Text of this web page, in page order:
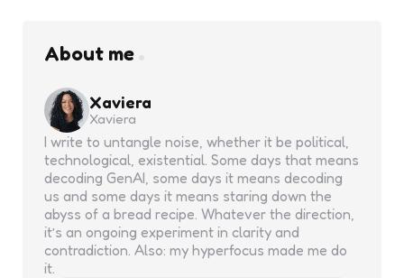
About me
Xaviera
Xaviera
I write to untangle noise, whether it be political,
technological, existential. Some days that means
decoding GenAI, some days it means decoding
us and some days it means staring down the
abyss of a bread recipe. Whatever the direction,
it’s an ongoing experiment in clarity and
contradiction. Also: my hyperfocus made me do
it.